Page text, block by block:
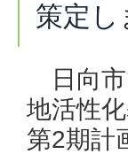
策定し
日向市
地活性
第2期計